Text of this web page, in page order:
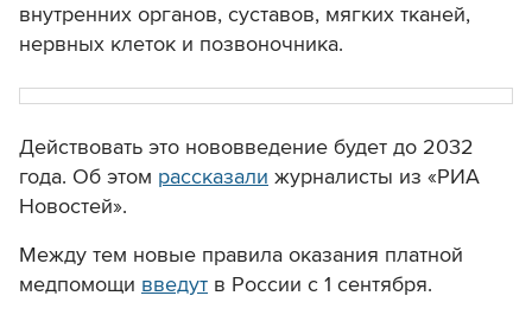
внутренних органов, суставов, мягких тканей,
нервных клеток и позвоночника.
Действовать это нововведение будет до 2032
года. Об этом рассказали журналисты из «РИА
Новостей».
Между тем новые правила оказания платной
медпомощи введут в России с 1 сентября.